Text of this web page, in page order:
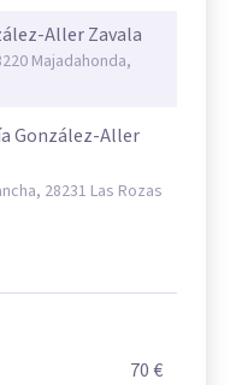
Aller Zavala
Majadahonda,
González-Aller
28231 Las Rozas
70 €